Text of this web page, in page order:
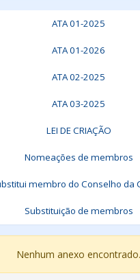
ATA 01-2025
ATA 01-2026
ATA 02-2025
ATA 03-2025
LEI DE CRIAÇÃO
Nomeações de membros
membro do Conselho da
Substituição de membros
Nenhum anexo encontrado.